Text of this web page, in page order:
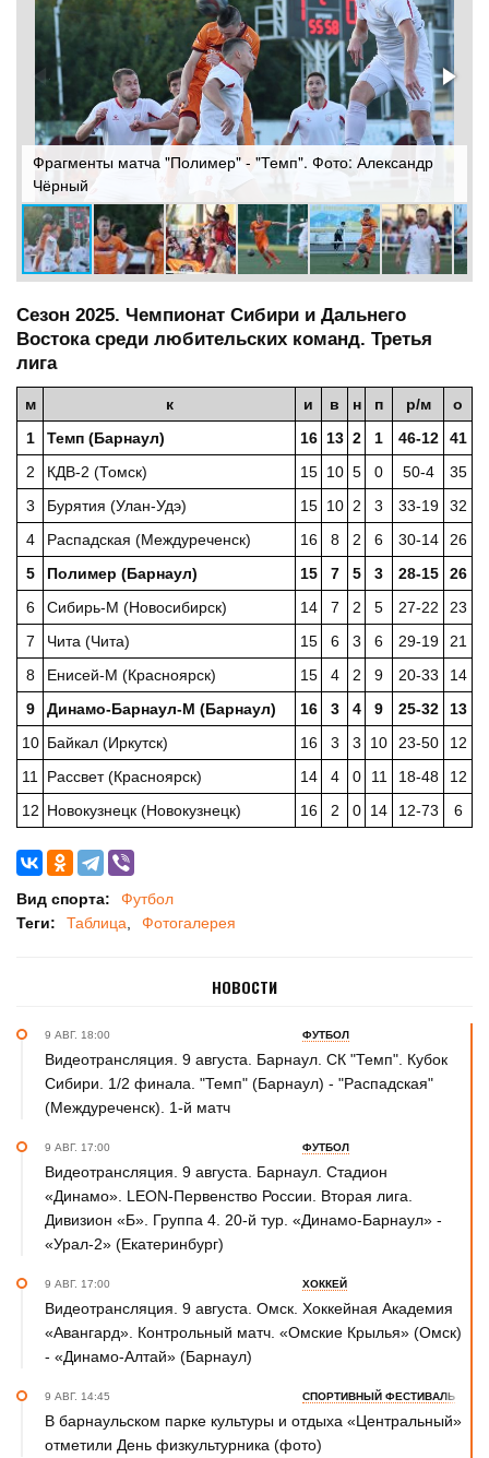
Фрагменты матча "Полимер" - "Темп". Фото: Александр
Чёрный
Сезон 2025. Чемпионат Сибири и Дальнего
Востока среди любительских команд. Третья
лига
м к и в н п р/м
о
1
Темп (Барнаул) 16 13 2 1 46-12
41
2
КДВ-2 (Томск) 15 10 5 0 50-4
35
3
Бурятия (Улан-Удэ) 15 10 2 3 33-19
32
4
Распадская (Междуреченск) 16 8 2 6 30-14
26
5
Полимер (Барнаул) 15 7 5 3 28-15
26
6
Сибирь-М (Новосибирск) 14 7 2 5 27-22
23
7
Чита (Чита) 15 6 3 6 29-19
21
8
Енисей-М (Красноярск) 15 4 2 9 20-33
14
9
Динамо-Барнаул-М (Барнаул) 16 3 4 9 25-32
13
10 Байкал (Иркутск) 16 3 3 10 23-50
12
11
Рассвет (Красноярск) 14 4 0 11 18-48
12
12 Новокузнецк (Новокузнецк) 16 2 0 14 12-73 6
Вид спорта:
Футбол
Теги:
Таблица Фотогалерея
НОВОСТИ
9 АВГ. 18:00 ФУТБОЛ
Видеотрансляция. 9 августа. Барнаул. СК "Темп". Кубок
Сибири. 1/2 финала. "Темп" (Барнаул) - "Распадская"
(Междуреченск). 1-й матч
9 АВГ. 17:00 ФУТБОЛ
Видеотрансляция. 9 августа. Барнаул. Стадион
«Динамо». LEON-Первенство России. Вторая лига.
Дивизион «Б». Группа 4. 20-й тур. «Динамо-Барнаул» -
«Урал-2» (Екатеринбург)
9 АВГ. 17:00 ХОККЕЙ
Видеотрансляция. 9 августа. Омск. Хоккейная Академия
«Авангард». Контрольный матч. «Омские Крылья» (Омск)
- «Динамо-Алтай» (Барнаул)
9 АВГ. 14:45 СПОРТИВНЫЙ ФЕСТИВАЛЬ
В барнаульском парке культуры и отдыха «Центральный»
отметили День физкультурника (фото)